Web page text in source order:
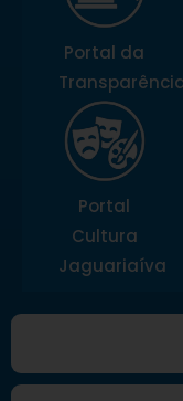
Portal da
Portal
Cultura
Jaguariaíva